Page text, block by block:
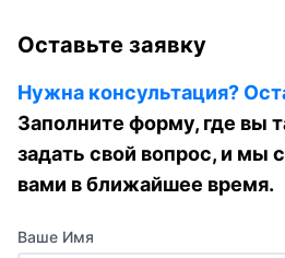
Оставьте заявку
Нужна консультация?
Заполните форму, где вы
задать свой вопрос, и мы
вами в ближайшее время.
Ваше Имя